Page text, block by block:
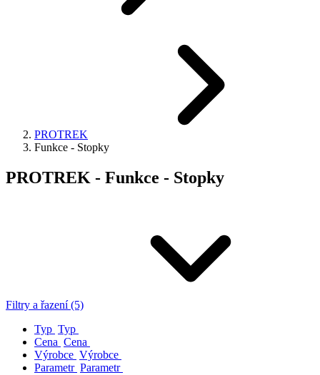
PROTREK
Funkce - Stopky
PROTREK - Funkce - Stopky
Filtry a řazení (5)
Typ Typ
Cena Cena
Výrobce Výrobce
Parametr Parametr